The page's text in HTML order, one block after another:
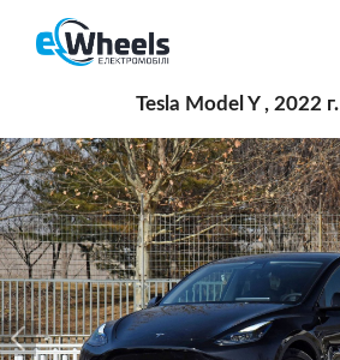
Tesla Model Y , 2022 г.